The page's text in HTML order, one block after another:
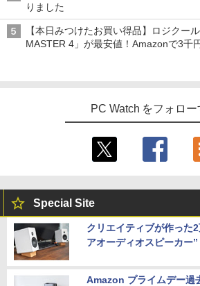
りました
【本日みつけたお買い得品】ロジクー
MASTER 4」が最安値！Amazonで3千
PC Watch をフォロー
Special Site
クリエイティブが作った
アオーディオスピーカー”
Amazon プライムデー過